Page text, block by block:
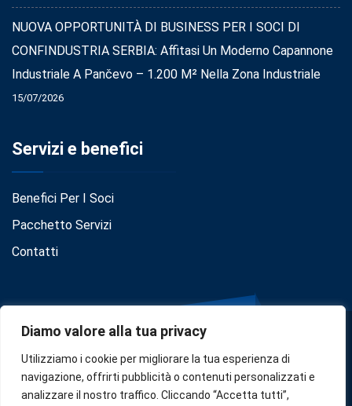
Diamo valore alla tua privacy
Utilizziamo i cookie per migliorare la tua esperienza di
navigazione, offrirti pubblicità o contenuti personalizzati e
analizzare il nostro traffico. Cliccando “Accetta tutti”,
NUOVA OPPORTUNITÀ DI BUSINESS PER I SOCI DI
CONFINDUSTRIA SERBIA: Affitasi Un Moderno Capannone
Industriale A Pančevo – 1.200 M² Nella Zona Industriale
15/07/2026
Servizi e benefici
Benefici Per I Soci
Pacchetto Servizi
Contatti